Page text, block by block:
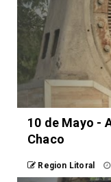
10 de Mayo -
Chaco
Region Litoral